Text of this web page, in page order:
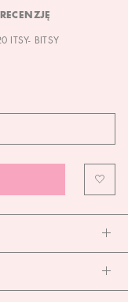
ITSY- BITSY